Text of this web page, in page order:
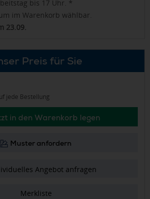
bis 17 Uhr. *
im Warenkorb wählbar.
23.09.
Preis für Sie
jede Bestellung
in den Warenkorb legen
Muster anfordern
Angebot anfragen
Merkliste